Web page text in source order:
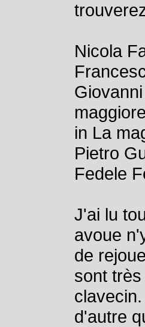
Nicola
in La
Pietro
Fedele
J'ai lu
avoue
de
sont
d'autre